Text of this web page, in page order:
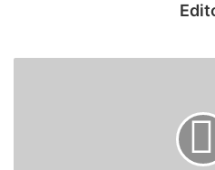
अपराधों पर अंकुश लगाने और अपराधियों
दिया जाएगा। इसके अलावा, बदलते दौर
महिला सुरक्षा और पारदर्शी पुलिसिंग का वादा